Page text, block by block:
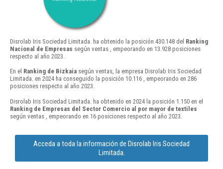
Disrolab Iris Sociedad Limitada. ha obtenido la posición 430.148 del Ranking
Nacional de Empresas según ventas , empeorando en 13.928 posiciones
respecto al año 2023.
En el Ranking de Bizkaia según ventas, la empresa Disrolab Iris Sociedad
Limitada. en 2024 ha conseguido la posición 10.116 , empeorando en 286
posiciones respecto al año 2023.
Disrolab Iris Sociedad Limitada. ha obtenido en 2024 la posición 1.150 en el
Ranking de Empresas del Sector Comercio al por mayor de textiles
según ventas , empeorando en 16 posiciones respecto al año 2023.
Acceda a toda la información de Disrolab Iris Sociedad
Limitada.